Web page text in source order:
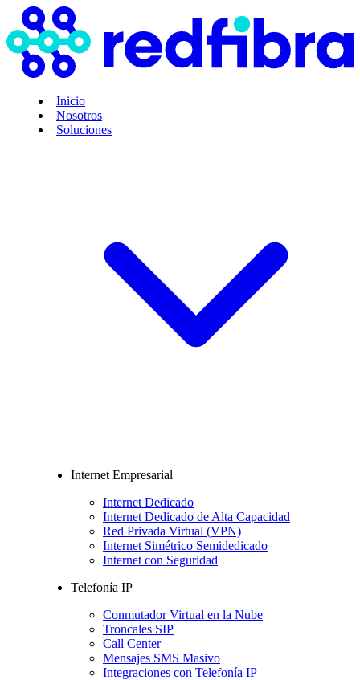
Inicio
Nosotros
Soluciones
Internet Empresarial
Internet Dedicado
Internet Dedicado de Alta Capacidad
Red Privada Virtual (VPN)
Internet Simétrico Semidedicado
Internet con Seguridad
Telefonía IP
Conmutador Virtual en la Nube
Troncales SIP
Call Center
Mensajes SMS Masivo
Integraciones con Telefonía IP